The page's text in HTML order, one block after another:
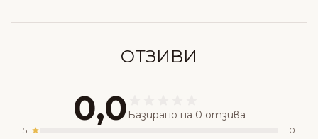
ОТЗИВИ
0,0 Базирано на 0 отзива
5
0